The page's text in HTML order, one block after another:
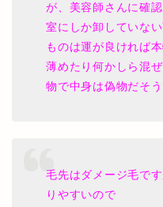
が、美容師さんに確
室にしか卸していな
ものは運が良ければ
薄めたり何かしら混
物で中身は偽物だそう
毛先はダメージ毛で
りやすいので